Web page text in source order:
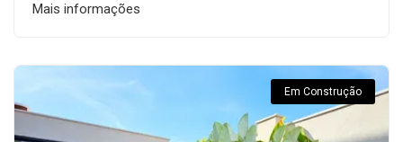
Mais informações
Em Construção